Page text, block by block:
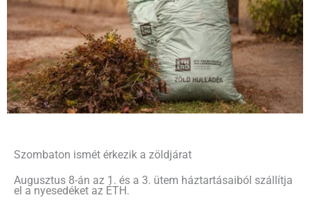
Szombaton ismét érkezik a zöldjárat
Augusztus 8-án az 1. és a 3. ütem háztartásaiból szállítja
el a nyesedéket az ÉTH.